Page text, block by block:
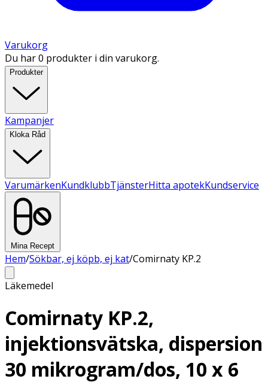
Varukorg
Du har 0 produkter i din varukorg.
Produkter
Kampanjer
Kloka Råd
VarumärkenKundklubbTjänsterHitta apotekKundservice
Mina Recept
Hem/Sökbar, ej köpb, ej kat/Comirnaty KP.2
Läkemedel
Comirnaty KP.2,
injektionsvätska, dispersion
30 mikrogram/dos, 10 x 6